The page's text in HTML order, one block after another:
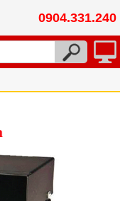
0904.331.240